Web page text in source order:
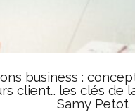
business :
client… les clés de
Samy Petot